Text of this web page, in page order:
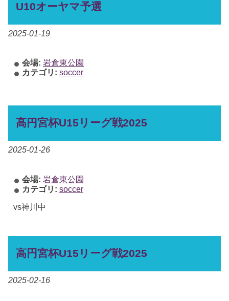
U10オーヤマ予選
2025-01-19
会場: 岩倉東公園
カテゴリ: soccer
高円宮杯U15リーグ戦2025
2025-01-26
会場: 岩倉東公園
カテゴリ: soccer
vs神川中
高円宮杯U15リーグ戦2025
2025-02-16